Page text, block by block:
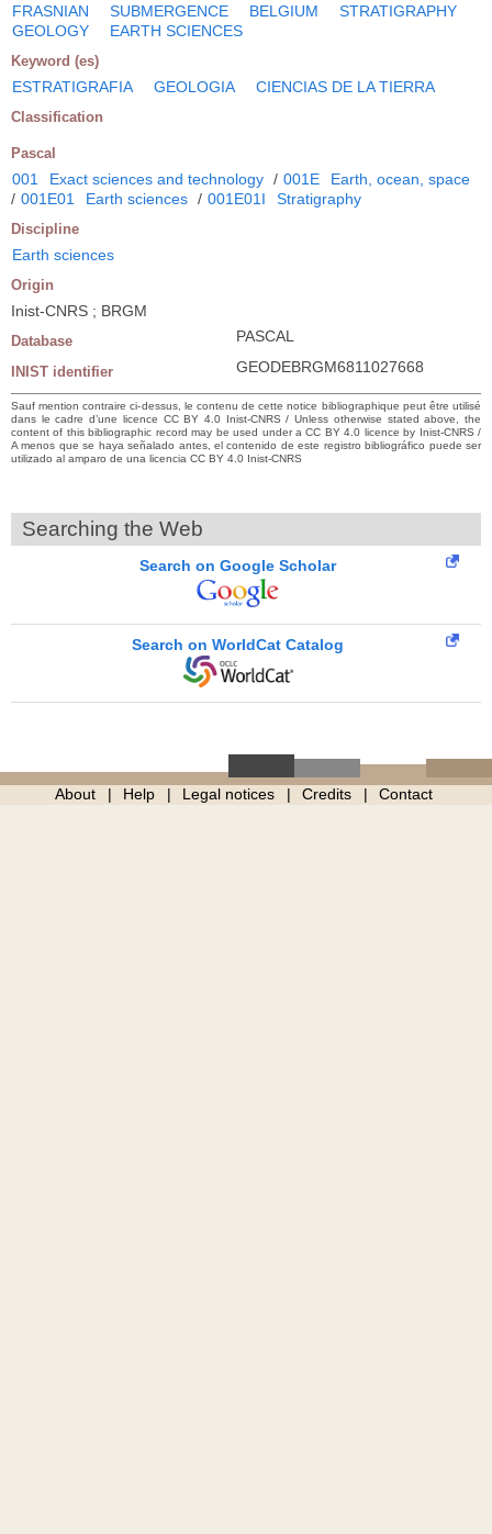
FRASNIAN SUBMERGENCE BELGIUM
STRATIGRAPHY
GEOLOGY
EARTH SCIENCES
Keyword (es)
ESTRATIGRAFIA GEOLOGIA CIENCIAS DE LA TIERRA
Classification
Pascal
001 Exact sciences and technology / 001E
Earth, ocean, space
/ 001E01 Earth sciences / 001E01I Stratigraphy
Discipline
Earth sciences
Origin
Inist-CNRS ; BRGM
Database PASCAL
INIST identifier GEODEBRGM6811027668
Sauf mention contraire ci-dessus, le contenu de cette notice bibliographique peut être utilisé
dans le cadre d’une licence CC BY 4.0 Inist-CNRS / Unless otherwise stated above, the
content of this bibliographic record may be used under a CC BY 4.0 licence by Inist-CNRS /
A menos que se haya señalado antes, el contenido de este registro bibliográfico puede ser
utilizado al amparo de una licencia CC BY 4.0 Inist-CNRS
Searching the Web
Search on Google Scholar
Search on WorldCat Catalog
About Help Legal notices Credits Contact